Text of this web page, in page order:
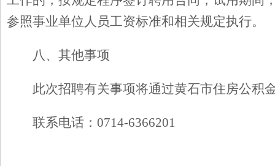
参照事业单位人员工资标准和相关规定执行。
八、其他事项
此次招聘有关事项将通过黄石市住房公积
联系电话：0714-6366201